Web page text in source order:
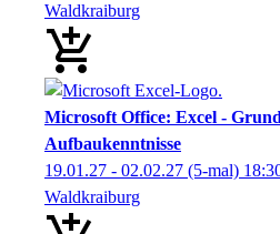
Waldkraiburg
Microsoft Office: Excel -
Aufbaukenntnisse
19.01.27 - 02.02.27 (5-mal)
Waldkraiburg